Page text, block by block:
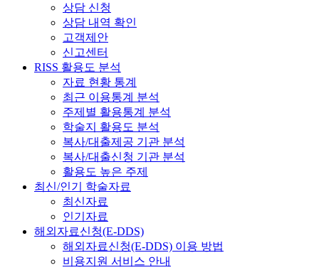
상담 신청
상담 내역 확인
고객제안
신고센터
RISS 활용도 분석
자료 현황 통계
최근 이용통계 분석
주제별 활용통계 분석
학술지 활용도 분석
복사/대출제공 기관 분석
복사/대출신청 기관 분석
활용도 높은 주제
최신/인기 학술자료
최신자료
인기자료
해외자료신청(E-DDS)
해외자료신청(E-DDS) 이용 방법
비용지원 서비스 안내